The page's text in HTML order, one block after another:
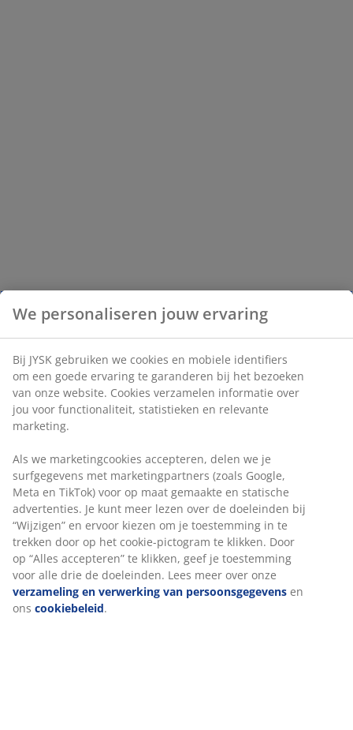
We personaliseren jouw ervaring
Bij JYSK gebruiken we cookies en mobiele identifiers
om een goede ervaring te garanderen bij het bezoeken
van onze website. Cookies verzamelen informatie over
jou voor functionaliteit, statistieken en relevante
marketing.
Als we marketingcookies accepteren, delen we je
surfgegevens met marketingpartners (zoals Google,
Meta en TikTok) voor op maat gemaakte en statische
advertenties. Je kunt meer lezen over de doeleinden bij
“Wijzigen” en ervoor kiezen om je toestemming in te
trekken door op het cookie-pictogram te klikken. Door
op “Alles accepteren” te klikken, geef je toestemming
voor alle drie de doeleinden. Lees meer over onze
verzameling en verwerking van persoonsgegevens en
ons cookiebeleid.